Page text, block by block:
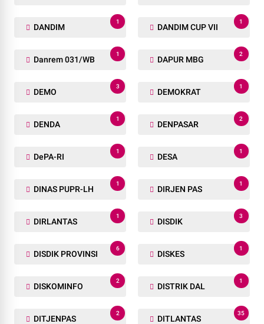
DANDIM
1
DANDIM CUP VII
1
Danrem 031/WB
1
DAPUR MBG
2
DEMO
3
DEMOKRAT
1
DENDA
1
DENPASAR
2
DePA-RI
1
DESA
1
DINAS PUPR-LH
1
DIRJEN PAS
1
DIRLANTAS
1
DISDIK
3
DISDIK PROVINSI
6
DISKES
1
DISKOMINFO
2
DISTRIK DAL
1
DITJENPAS
2
DITLANTAS
35